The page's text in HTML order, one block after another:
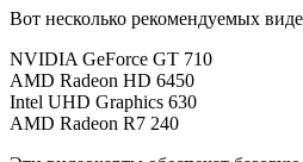
Вот несколько рекомендуемых
NVIDIA GeForce GT 710
AMD Radeon HD 6450
Intel UHD Graphics 630
AMD Radeon R7 240